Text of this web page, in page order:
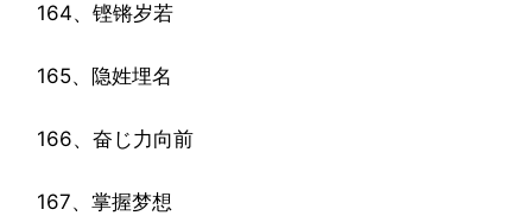
164、铿锵岁若
165、隐姓埋名
166、奋じ力向前
167、掌握梦想